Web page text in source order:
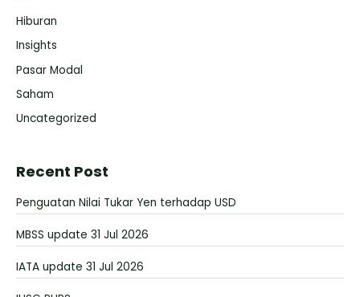
Hiburan
Insights
Pasar Modal
Saham
Uncategorized
Recent Post
Penguatan Nilai Tukar Yen terhadap USD
MBSS update 31 Jul 2026
IATA update 31 Jul 2026